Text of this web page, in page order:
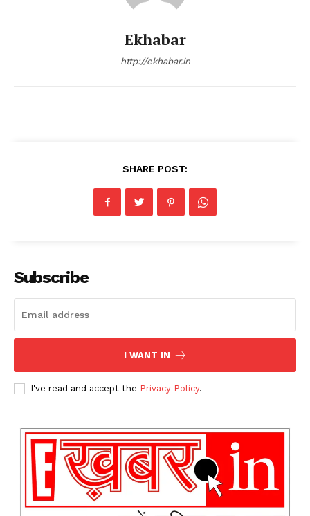
News Week
Magazine PRO
Ekhabar
http://ekhabar.in
SHARE POST:
Subscribe
I WANT IN
I've read and accept the Privacy Policy.